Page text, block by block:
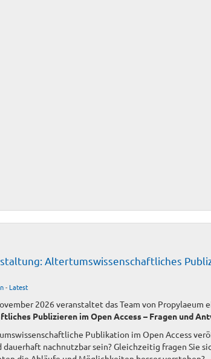
Altertumswissenschaftliches
- Latest
2026 veranstaltet das Team von
Publizieren im Open Access – Fragen und
Publikation im Open Access
nachnutzbar sein? Gleichzeitig fragen Sie